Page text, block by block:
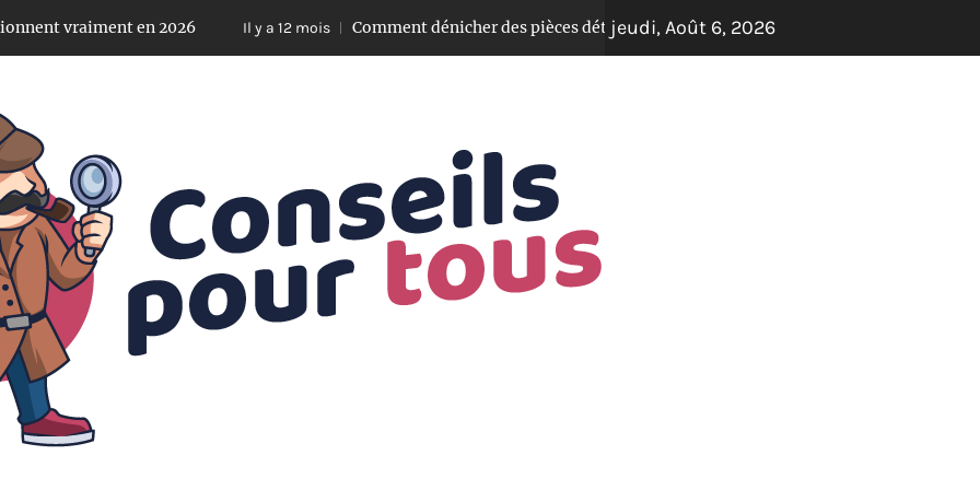
en 2026 Il y a 12 mois Comment dénicher des pièces détachées d’occasion en ligne : guide pratique
jeudi, Août 6, 2026